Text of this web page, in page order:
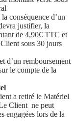
conséquence d’un
justifier, la
de 4,90€ TTC et
sous 30 jours
d’un remboursement
le compte de la
a retiré le Matériel
Client ne peut
engagées lors de la